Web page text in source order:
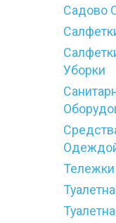
Садово
Уборки